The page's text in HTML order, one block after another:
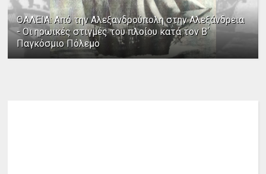
ΘΑΛΕΙΑ: Από την Αλεξανδρούπολη στην Αλεξάνδρεια
- Οι ηρωικές στιγμές του πλοίου κατά τον Β΄
Παγκόσμιο Πόλεμο